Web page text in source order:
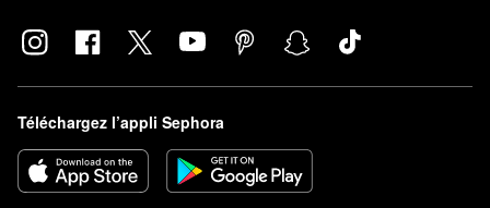
Téléchargez l’appli Sephora